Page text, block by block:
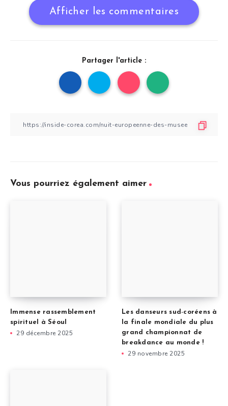
Afficher les commentaires
Partager l'article :
Vous pourriez également aimer
Immense rassemblement
spirituel à Séoul
29 décembre 2025
Les danseurs sud-coréens à
la finale mondiale du plus
grand championnat de
breakdance au monde !
29 novembre 2025